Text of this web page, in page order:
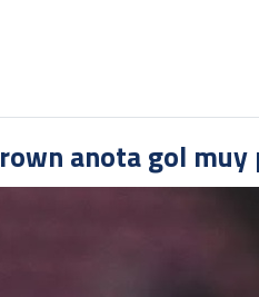
anota gol muy